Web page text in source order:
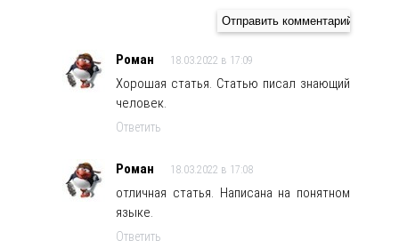
Роман 18.03.2022 в 17:09
Хорошая статья. Статью писал знающий
человек.
Ответить
Роман 18.03.2022 в 17:08
отличная статья. Написана на понятном
языке.
Ответить